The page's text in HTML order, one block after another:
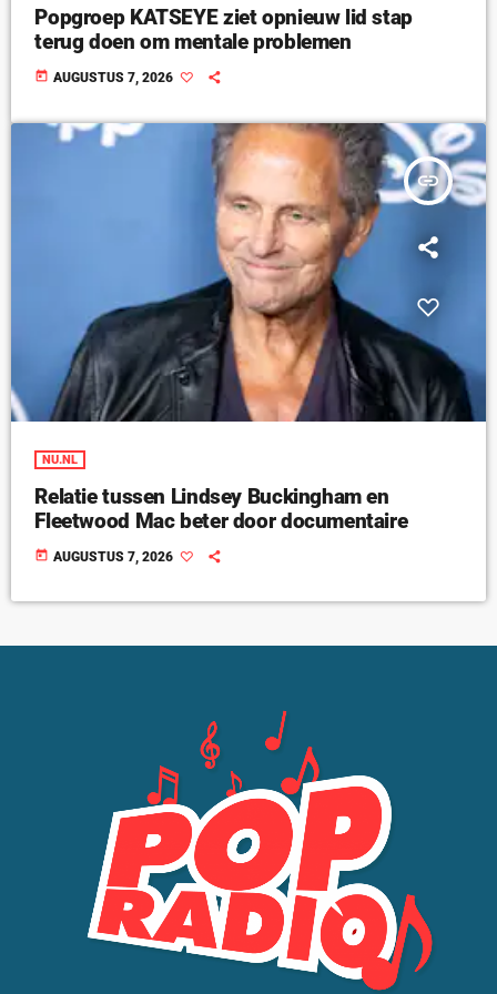
Popgroep KATSEYE ziet opnieuw lid stap
terug doen om mentale problemen
today AUGUSTUS 7, 2026
insert_link
NU.NL
Relatie tussen Lindsey Buckingham en
Fleetwood Mac beter door documentaire
today AUGUSTUS 7, 2026